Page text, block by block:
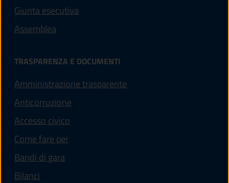
Giunta esecutiva
Assemblea
TRASPARENZA E DOCUMENTI
Amministrazione trasparente
Anticorruzione
Accesso civico
Come fare per
Bandi di gara
Bilanci